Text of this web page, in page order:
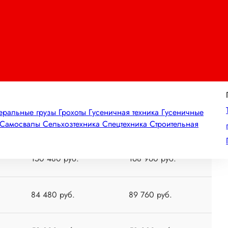
грузы Грохоты Гусеничная техника Гусеничные
Самосвалы Сельхозтехника Спецтехника Строительная
121 440 руб. 132 000 руб.
150 480 руб. 168 960 руб.
84 480 руб. 89 760 руб.